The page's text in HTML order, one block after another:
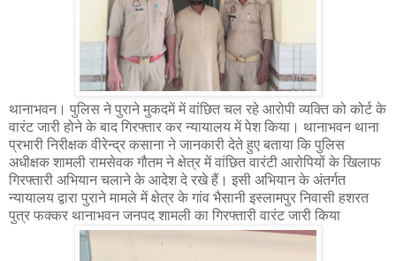
थानाभवन। पुलिस ने पुराने मुकदमें में वांछित चल रहे आरोपी व्यक्ति को कोर्ट के
वारंट जारी होने के बाद गिरफ्तार कर न्यायालय में पेश किया। थानाभवन थाना
प्रभारी निरीक्षक वीरेन्द्र कसाना ने जानकारी देते हुए बताया कि पुलिस
अधीक्षक शामली रामसेवक गौतम ने क्षेत्र में वांछित वारंटी आरोपियों के खिलाफ
गिरफ्तारी अभियान चलाने के आदेश दे रखे हैं। इसी अभियान के अंतर्गत
न्यायालय द्वारा पुराने मामले में क्षेत्र के गांव भैसानी इस्लामपुर निवासी हशरत
पुत्र फक्कर थानाभवन जनपद शामली का गिरफ्तारी वारंट जारी किया